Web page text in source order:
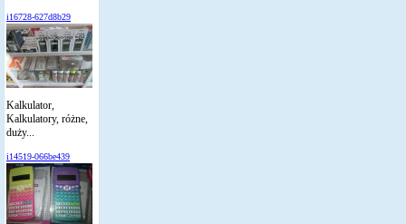
i16728-627d8b29
Kalkulator,
Kalkulatory, różne,
duży...
i14519-066be439